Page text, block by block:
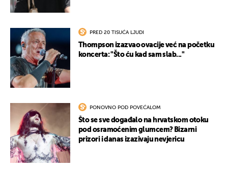
PRED 20 TISUĆA LJUDI
Thompson izazvao ovacije već na početku
koncerta: "Što ću kad sam slab..."
PONOVNO POD POVEĆALOM
Što se sve događalo na hrvatskom otoku
pod osramoćenim glumcem? Bizarni
prizori i danas izazivaju nevjericu